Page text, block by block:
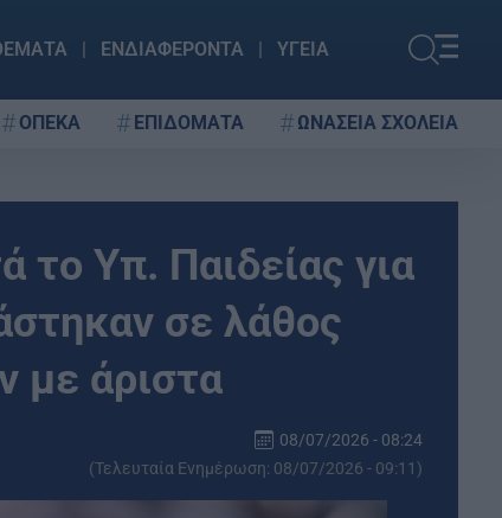
ΕΝΔΙΑΦΕΡΟΝΤΑ ΥΓΕΙΑ
ΟΠΕΚΑ ΕΠΙΔΟΜΑΤΑ ΩΝΑΣΕΙΑ ΣΧΟΛΕΙΑ
το Υπ. Παιδείας για
σε λάθος
με άριστα
08/07/2026 - 08:24
(Τελευταία Ενημέρωση: 08/07/2026 - 09:11)